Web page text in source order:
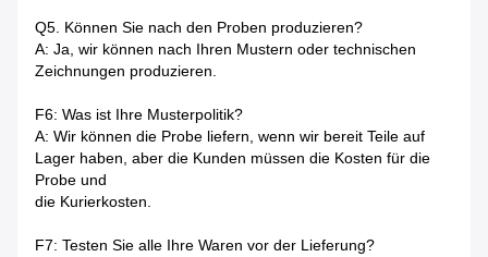
Q5. Können Sie nach den Proben produzieren?
A: Ja, wir können nach Ihren Mustern oder technischen
Zeichnungen produzieren.
F6: Was ist Ihre Musterpolitik?
A: Wir können die Probe liefern, wenn wir bereit Teile auf
Lager haben, aber die Kunden müssen die Kosten für die
Probe und
die Kurierkosten.
F7: Testen Sie alle Ihre Waren vor der Lieferung?